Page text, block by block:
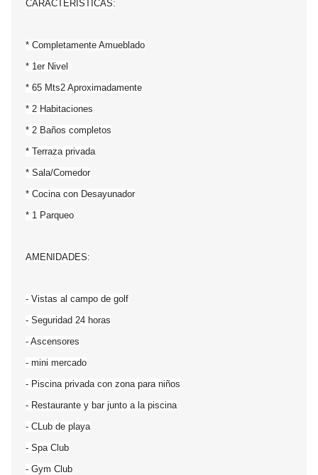
CARACTERÍSTICAS:
* Completamente Amueblado
* 1er Nivel
* 65 Mts2 Aproximadamente
* 2 Habitaciones
* 2 Baños completos
* Terraza privada
* Sala/Comedor
* Cocina con Desayunador
* 1 Parqueo
AMENIDADES:
- Vistas al campo de golf
- Seguridad 24 horas
- Ascensores
- mini mercado
- Piscina privada con zona para niños
- Restaurante y bar junto a la piscina
- CLub de playa
- Spa Club
- Gym Club